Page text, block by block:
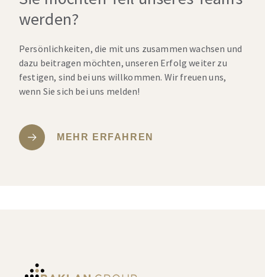
werden?
Persönlichkeiten, die mit uns zusammen wachsen und
dazu beitragen möchten, unseren Erfolg weiter zu
festigen, sind bei uns willkommen. Wir freuen uns,
wenn Sie sich bei uns melden!
MEHR ERFAHREN